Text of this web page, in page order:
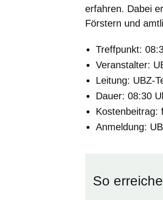
erfahren. Dabei
Förstern und
Treffpunkt:
Veranstalter:
Leitung: UBZ-
Dauer:
Kostenbeitrag:
Anmeldung:
So